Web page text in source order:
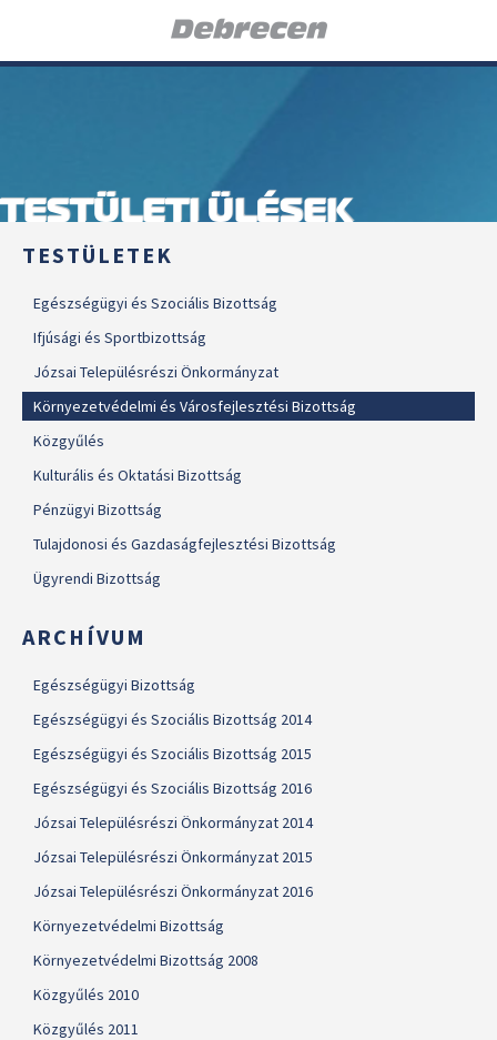
TESTÜLETI ÜLÉSEK
TESTÜLETEK
Egészségügyi és Szociális Bizottság
Ifjúsági és Sportbizottság
Józsai Településrészi Önkormányzat
Környezetvédelmi és Városfejlesztési Bizottság
Közgyűlés
Kulturális és Oktatási Bizottság
Pénzügyi Bizottság
Tulajdonosi és Gazdaságfejlesztési Bizottság
Ügyrendi Bizottság
ARCHÍVUM
Egészségügyi Bizottság
Egészségügyi és Szociális Bizottság 2014
Egészségügyi és Szociális Bizottság 2015
Egészségügyi és Szociális Bizottság 2016
Józsai Településrészi Önkormányzat 2014
Józsai Településrészi Önkormányzat 2015
Józsai Településrészi Önkormányzat 2016
Környezetvédelmi Bizottság
Környezetvédelmi Bizottság 2008
Közgyűlés 2010
Közgyűlés 2011